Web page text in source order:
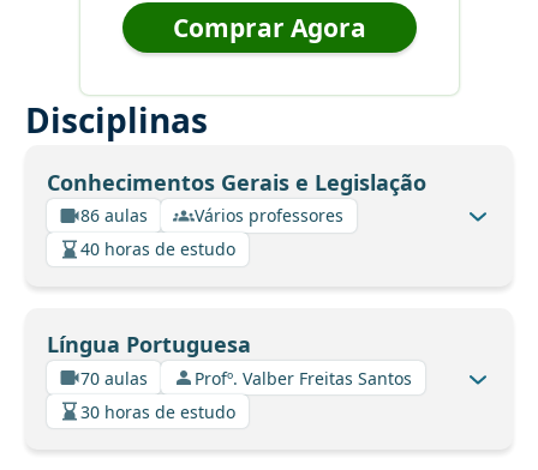
Comprar Agora
Disciplinas
Conhecimentos Gerais e Legislação
86 aulas
Vários professores
40 horas de estudo
Língua Portuguesa
70 aulas
Profº. Valber Freitas Santos
30 horas de estudo